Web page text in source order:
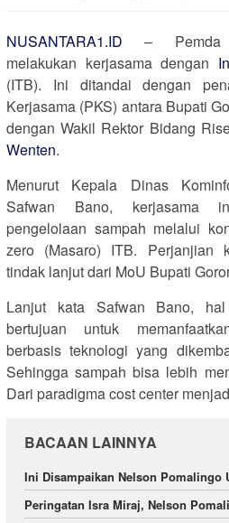
NUSANTARA1.ID – Pemda
melakukan kerjasama dengan
(ITB). Ini ditandai dengan
Kerjasama (PKS) antara Bupati
dengan Wakil Rektor Bidang
Wenten.
Menurut Kepala Dinas
Safwan Bano, kerjasama
pengelolaan sampah melalui
zero (Masaro) ITB. Perjanjian
tindak lanjut dari MoU Bupati
Lanjut kata Safwan Bano,
bertujuan untuk
berbasis teknologi yang
Sehingga sampah bisa lebih
Dari paradigma cost center
BACAAN LAINNYA
Ini Disampaikan Nelson Pomalingo
Peringatan Isra Miraj, Nelson